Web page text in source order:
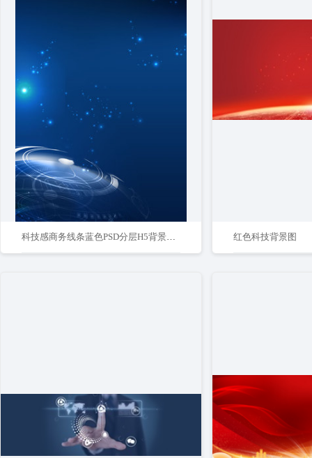
科技感商务线条蓝色PSD分层H5背景素材 红色科技背景图